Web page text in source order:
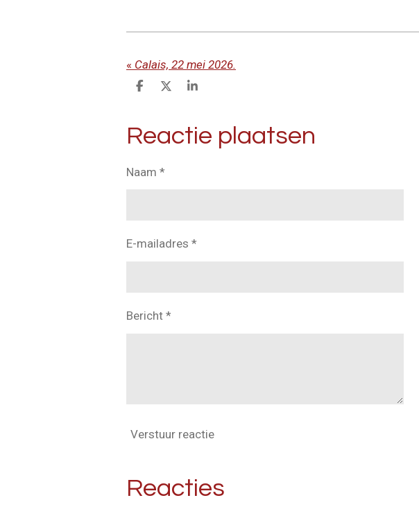
« Calais, 22 mei 2026.
D
e
n
D
S
r
Reactie plaatsen
Naam *
E-mailadres *
Bericht *
Verstuur reactie
Reacties